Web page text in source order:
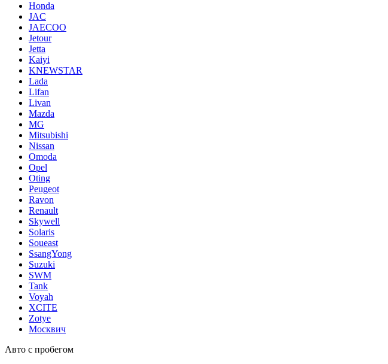
Honda
JAC
JAECOO
Jetour
Jetta
Kaiyi
KNEWSTAR
Lada
Lifan
Livan
Mazda
MG
Mitsubishi
Nissan
Omoda
Opel
Oting
Peugeot
Ravon
Renault
Skywell
Solaris
Soueast
SsangYong
Suzuki
SWM
Tank
Voyah
XCITE
Zotye
Москвич
Авто с пробегом